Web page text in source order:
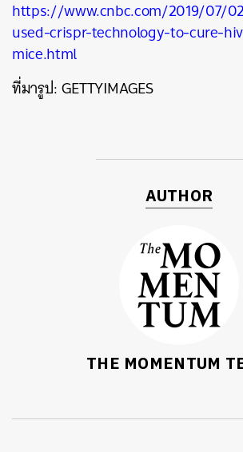
https://www.cnbc.com/2019/07/
used-crispr-technology-to-cure-
mice.html
ที่มารูป: GETTYIMAGES
AUTHOR
THE MOMENTUM